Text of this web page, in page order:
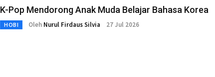
K-Pop Mendorong Anak Muda Belajar Bahasa Korea
HOBI Oleh Nurul Firdaus Silvia 27 Jul 2026